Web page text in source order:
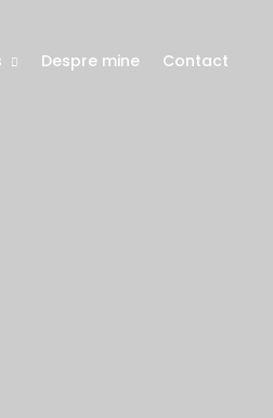
Despre mine Contact